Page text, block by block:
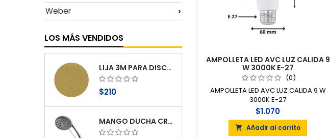
Weber ›
LOS MÁS VENDIDOS
LIJA 3M PARA DISCO ABRASIVOG 100
$210
MANGO DUCHA CROMO 1 FUNCION ANTICAL STRETTO
AMPOLLETA LED AVC LUZ CALIDA 9
W 3000K E-27
(0)
AMPOLLETA LED AVC LUZ CALIDA 9 W
3000K E-27
$1.070
 Añadir al carrito